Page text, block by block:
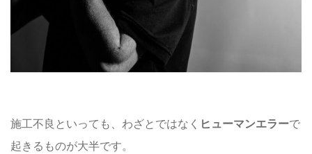
施工不良といっても、わざとではなく ヒューマンエラーで
起きるものが大半です。